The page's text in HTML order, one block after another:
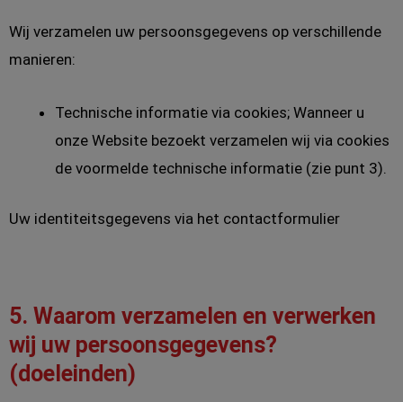
Wij verzamelen uw persoonsgegevens op verschillende
manieren:
Technische informatie via cookies; Wanneer u
onze Website bezoekt verzamelen wij via cookies
de voormelde technische informatie (zie punt 3).
Uw identiteitsgegevens via het contactformulier
5. Waarom verzamelen en verwerken
wij uw persoonsgegevens?
(doeleinden)